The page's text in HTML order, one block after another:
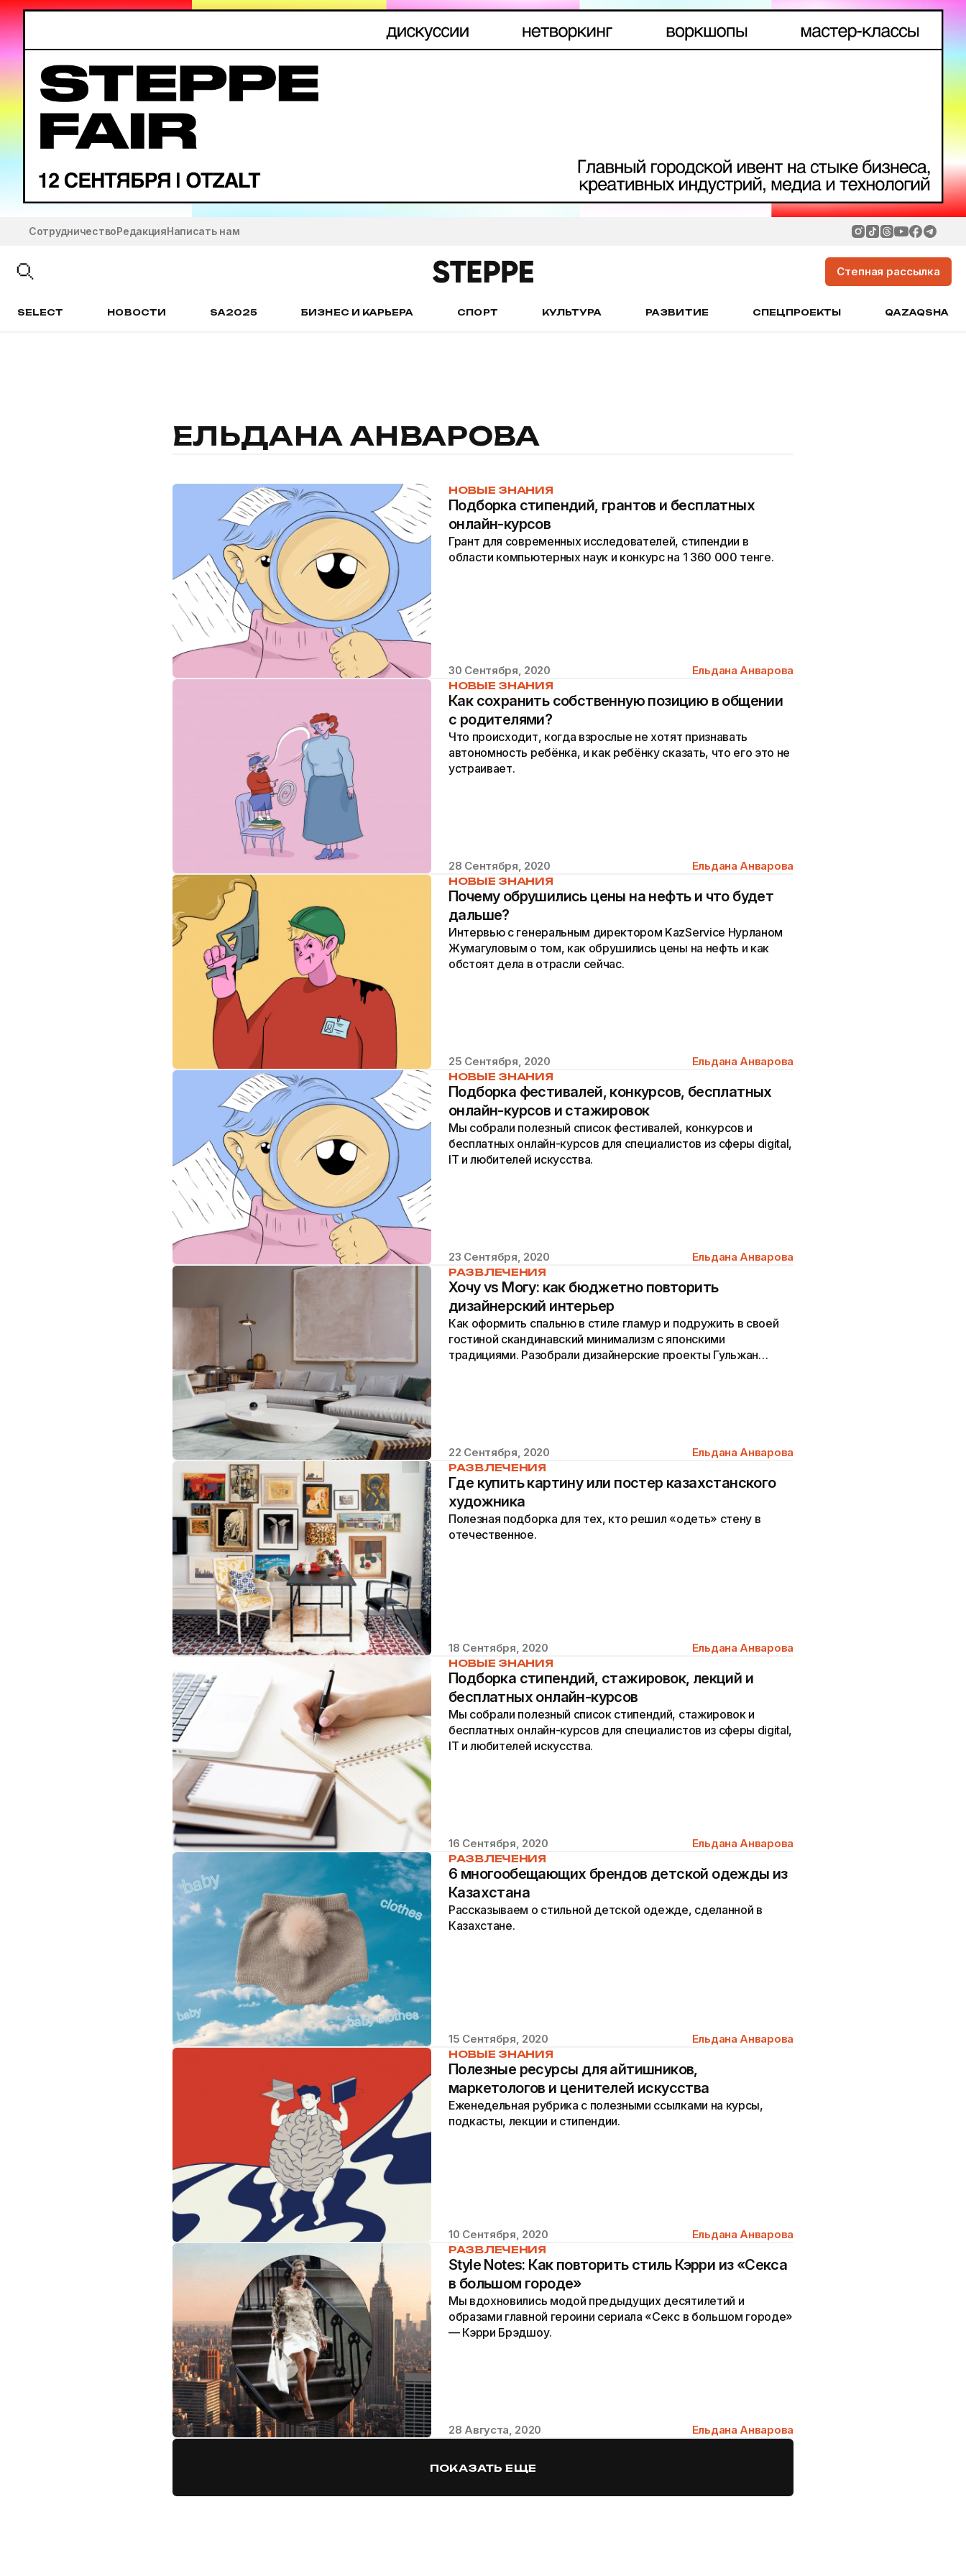
СотрудничествоРедакцияНаписать нам
Степная рассылка
SELECT НОВОСТИ SA2025 БИЗНЕС И КАРЬЕРА СПОРТ КУЛЬТУРА РАЗВИТИЕ СПЕЦПРОЕКТЫ QAZAQSHA
ЕЛЬДАНА АНВАРОВА
НОВЫЕ ЗНАНИЯ
Подборка стипендий, грантов и бесплатных
онлайн-курсов
Грант для современных исследователей, стипендии в
области компьютерных наук и конкурс на 1 360 000 тенге.
30 Сентября, 2020 Ельдана Анварова
НОВЫЕ ЗНАНИЯ
Как сохранить собственную позицию в общении
с родителями?
Что происходит, когда взрослые не хотят признавать
автономность ребёнка, и как ребёнку сказать, что его это не
устраивает.
28 Сентября, 2020 Ельдана Анварова
НОВЫЕ ЗНАНИЯ
Почему обрушились цены на нефть и что будет
дальше?
Интервью с генеральным директором KazService Нурланом
Жумагуловым о том, как обрушились цены на нефть и как
обстоят дела в отрасли сейчас.
25 Сентября, 2020 Ельдана Анварова
НОВЫЕ ЗНАНИЯ
Подборка фестивалей, конкурсов, бесплатных
онлайн-курсов и стажировок
Мы собрали полезный список фестивалей, конкурсов и
бесплатных онлайн-курсов для специалистов из сферы digital,
IT и любителей искусства.
23 Сентября, 2020 Ельдана Анварова
РАЗВЛЕЧЕНИЯ
Хочу vs Могу: как бюджетно повторить
дизайнерский интерьер
Как оформить спальню в стиле гламур и подружить в своей
гостиной скандинавский минимализм с японскими
традициями. Разобрали дизайнерские проекты Гульжан
22 Сентября, 2020 Ельдана Анварова
РАЗВЛЕЧЕНИЯ
Где купить картину или постер казахстанского
художника
Полезная подборка для тех, кто решил «одеть» стену в
отечественное.
18 Сентября, 2020 Ельдана Анварова
НОВЫЕ ЗНАНИЯ
Подборка стипендий, стажировок, лекций и
бесплатных онлайн-курсов
Мы собрали полезный список стипендий, стажировок и
бесплатных онлайн-курсов для специалистов из сферы digital,
IT и любителей искусства.
16 Сентября, 2020 Ельдана Анварова
РАЗВЛЕЧЕНИЯ
6 многообещающих брендов детской одежды из
Казахстана
Рассказываем о стильной детской одежде, сделанной в
Казахстане.
15 Сентября, 2020 Ельдана Анварова
НОВЫЕ ЗНАНИЯ
Полезные ресурсы для айтишников,
маркетологов и ценителей искусства
Еженедельная рубрика с полезными ссылками на курсы,
подкасты, лекции и стипендии.
10 Сентября, 2020 Ельдана Анварова
РАЗВЛЕЧЕНИЯ
Style Notes: Как повторить стиль Кэрри из «Секса
в большом городе»
Мы вдохновились модой предыдущих десятилетий и
образами главной героини сериала «Секс в большом городе»
— Кэрри Брэдшоу.
28 Августа, 2020 Ельдана Анварова
ПОКАЗАТЬ ЕЩЕ